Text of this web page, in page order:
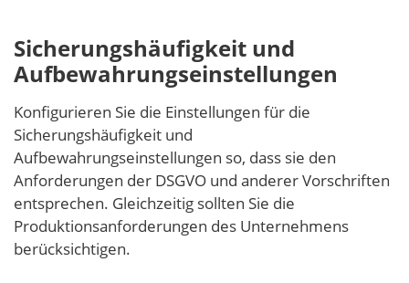
Sicherungshäufigkeit und
Aufbewahrungseinstellungen
Konfigurieren Sie die Einstellungen für die
Sicherungshäufigkeit und
Aufbewahrungseinstellungen so, dass sie den
Anforderungen der DSGVO und anderer Vorschriften
entsprechen. Gleichzeitig sollten Sie die
Produktionsanforderungen des Unternehmens
berücksichtigen.